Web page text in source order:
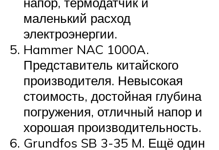
маленький расход
электроэнергии.
Hammer NAC 1000A.
Представитель китайского
производителя. Невысокая
стоимость, достойная глубина
погружения, отличный напор и
хорошая производительность.
Grundfos SB 3-35 M. Ещё один